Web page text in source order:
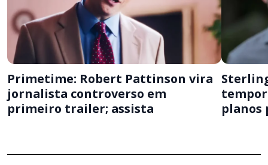
Primetime: Robert Pattinson vira
jornalista controverso em
primeiro trailer; assista
planos